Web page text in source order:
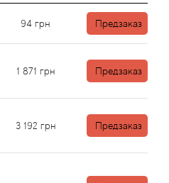
94 грн Предзаказ
1 871 грн Предзаказ
3 192 грн Предзаказ